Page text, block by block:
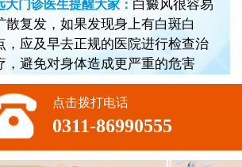
大门诊医生提醒大家： 白癜风很容易
散复发，如果发现身上有白斑白
，应及早去正规的医院进行检查治
，避免对身体造成更严重的危害
点击拨打电话
0311-86990555